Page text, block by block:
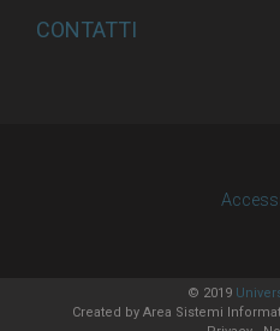
CONTATTI
© 2019
Created by Area Sistemi